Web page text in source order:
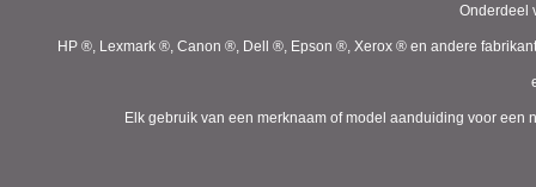
Onderdeel
HP ®, Lexmark ®, Canon ®, Dell ®, Epson ®, Xerox ® en andere
Elk gebruik van een merknaam of model aanduiding voor